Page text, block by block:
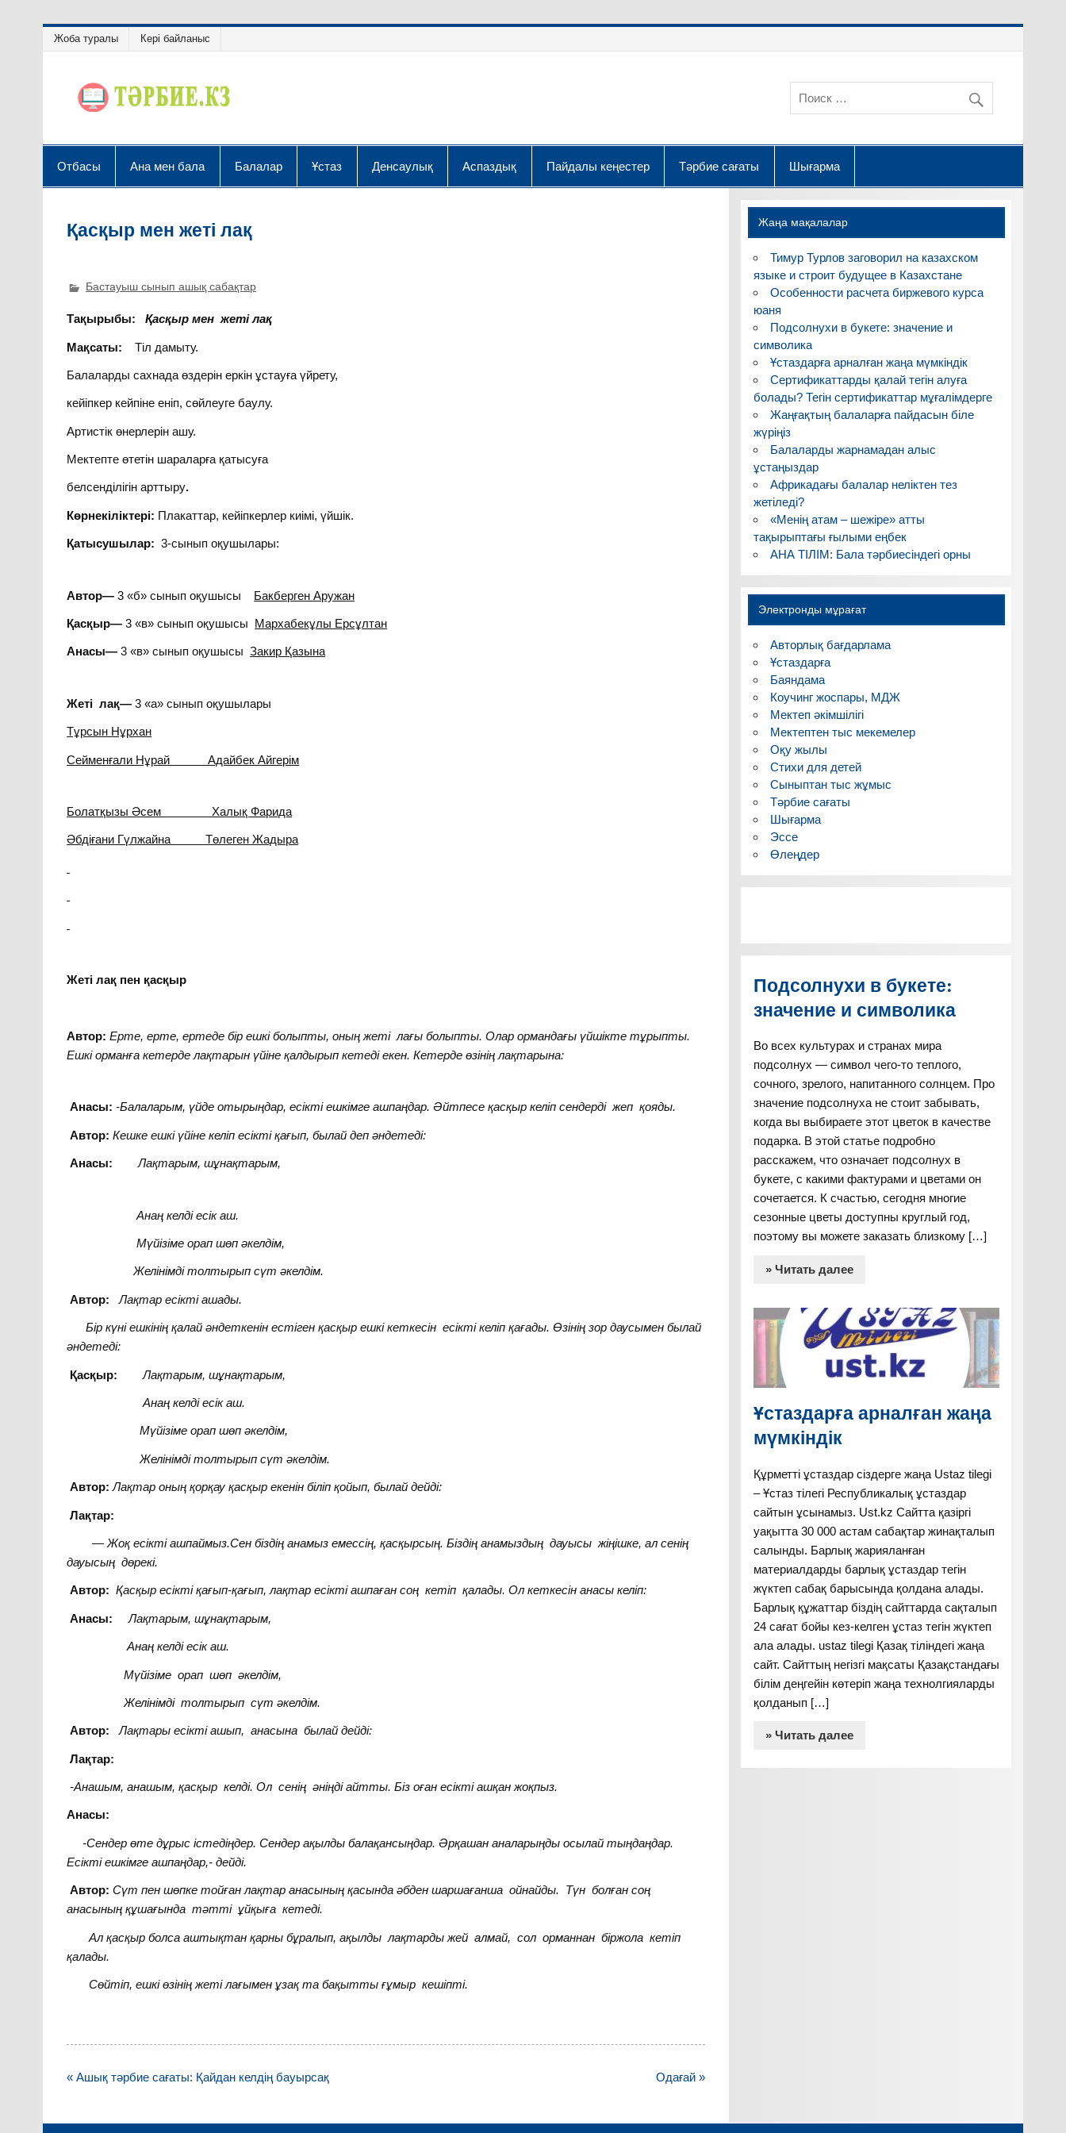
Жоба туралы Кері байланыс
Отбасы Ана мен бала Балалар Ұстаз Денсаулық Аспаздық Пайдалы кеңестер Тәрбие сағаты Шығарма
Қасқыр мен жеті лақ
Бастауыш сынып ашық сабақтар
Тақырыбы: Қасқыр мен жеті лақ
Мақсаты:Тіл дамыту.
Балаларды сахнада өздерін еркін ұстауға үйрету,
кейіпкер кейпіне еніп, сөйлеуге баулу.
Артистік өнерлерін ашу.
Мектепте өтетін шараларға қатысуға
белсенділігін арттыру.
Көрнекіліктері: Плакаттар, кейіпкерлер киімі, үйшік.
Қатысушылар: 3-сынып оқушылары:
Автор— 3 «б» сынып оқушысы Бакберген Аружан
Қасқыр— 3 «в» сынып оқушысы Мархабекұлы Ерсұлтан
Анасы—3 «в» сынып оқушысыЗакир Қазына
Жеті лақ—3 «а» сынып оқушылары
Тұрсын Нұрхан
Сейменғали Нұрай Адайбек Айгерім
Болатқызы Әсем Халық Фарида
Әбдіғани Гүлжайна Төлеген Жадыра
Жеті лақ пен қасқыр
Автор: Ерте, ерте, ертеде бір ешкі болыпты, оның жеті лағы болыпты. Олар ормандағы үйшікте тұрыпты.
Ешкі орманға кетерде лақтарын үйіне қалдырып кетеді екен. Кетерде өзінің лақтарына:
Анасы: -Балаларым, үйде отырыңдар, есікті ешкімге ашпаңдар. Әйтпесе қасқыр келіп сендерді жеп қояды.
Автор:Кешке ешкі үйіне келіп есікті қағып, былай деп әндетеді:
Анасы: Лақтарым, шұнақтарым,
Анаң келді есік аш.
Мүйізіме орап шөп әкелдім,
Желінімді толтырып сүт әкелдім.
Автор: Лақтар есікті ашады.
Бір күні ешкінің қалай әндеткенін естіген қасқыр ешкі кеткесін есікті келіп қағады. Өзінің зор даусымен былай
әндетеді:
Қасқыр: Лақтарым, шұнақтарым,
Анаң келді есік аш.
Мүйізіме орап шөп әкелдім,
Желінімді толтырып сүт әкелдім.
Автор: Лақтар оның қорқау қасқыр екенін біліп қойып, былай дейді:
Лақтар:
— Жоқ есікті ашпаймыз.Сен біздің анамыз емессің, қасқырсың. Біздің анамыздың дауысы жіңішке, ал сенің
дауысың дөрекі.
Автор: Қасқыр есікті қағып-қағып, лақтар есікті ашпаған соң кетіп қалады. Ол кеткесін анасы келіп:
Анасы: Лақтарым, шұнақтарым,
Анаң келді есік аш.
Мүйізіме орап шөп әкелдім,
Желінімді толтырып сүт әкелдім.
Автор: Лақтары есікті ашып, анасына былай дейді:
Лақтар:
-Анашым, анашым, қасқыр келді. Ол сенің әніңді айтты. Біз оған есікті ашқан жоқпыз.
Анасы:
-Сендер өте дұрыс істедіңдер. Сендер ақылды балақансыңдар. Әрқашан аналарыңды осылай тыңдаңдар.
Есікті ешкімге ашпаңдар,- дейді.
Автор: Сүт пен шөпке тойған лақтар анасының қасында әбден шаршағанша ойнайды. Түн болған соң
анасының құшағында тәтті ұйқыға кетеді.
Ал қасқыр болса аштықтан қарны бұралып, ақылды лақтарды жей алмай, сол орманнан біржола кетіп
қалады.
Сөйтіп, ешкі өзінің жеті лағымен ұзақ та бақытты ғұмыр кешіпті.
Навигация
« Ашық тәрбие сағаты: Қайдан келдің бауырсақ Одағай »
Жаңа мақалалар
Тимур Турлов заговорил на казахском
языке и строит будущее в Казахстане
Особенности расчета биржевого курса
юаня
Подсолнухи в букете: значение и
символика
Ұстаздарға арналған жаңа мүмкіндік
Сертификаттарды қалай тегін алуға
болады? Тегін сертификаттар мұғалімдерге
Жаңғақтың балаларға пайдасын біле
жүріңіз
Балаларды жарнамадан алыс
ұстаңыздар
Африкадағы балалар неліктен тез
жетіледі?
«Менің атам – шежіре» атты
тақырыптағы ғылыми еңбек
АНА ТІЛІМ: Бала тәрбиесіндегі орны
Электронды мұрағат
Авторлық бағдарлама
Ұстаздарға
Баяндама
Коучинг жоспары, МДЖ
Мектеп әкімшілігі
Мектептен тыс мекемелер
Оқу жылы
Стихи для детей
Сыныптан тыс жұмыс
Тәрбие сағаты
Шығарма
Эссе
Өлеңдер
Подсолнухи в букете:
значение и символика
Во всех культурах и странах мира
подсолнух — символ чего-то теплого,
сочного, зрелого, напитанного солнцем. Про
значение подсолнуха не стоит забывать,
когда вы выбираете этот цветок в качестве
подарка. В этой статье подробно
расскажем, что означает подсолнух в
букете, с какими фактурами и цветами он
сочетается. К счастью, сегодня многие
сезонные цветы доступны круглый год,
поэтому вы можете заказать близкому […]
» Читать далее
Ұстаздарға арналған жаңа
мүмкіндік
Құрметті ұстаздар сіздерге жаңа Ustaz tilegi
– Ұстаз тілегі Республикалық ұстаздар
сайтын ұсынамыз. Ust.kz Сайтта қазіргі
уақытта 30 000 астам сабақтар жинақталып
салынды. Барлық жарияланған
материалдарды барлық ұстаздар тегін
жүктеп сабақ барысында қолдана алады.
Барлық құжаттар біздің сайттарда сақталып
24 сағат бойы кез-келген ұстаз тегін жүктеп
ала алады. ustaz tilegi Қазақ тіліндегі жаңа
сайт. Сайттың негізгі мақсаты Қазақстандағы
білім деңгейін көтеріп жаңа технолгияларды
қолданып […]
» Читать далее